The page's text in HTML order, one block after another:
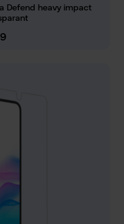
Defend heavy impact